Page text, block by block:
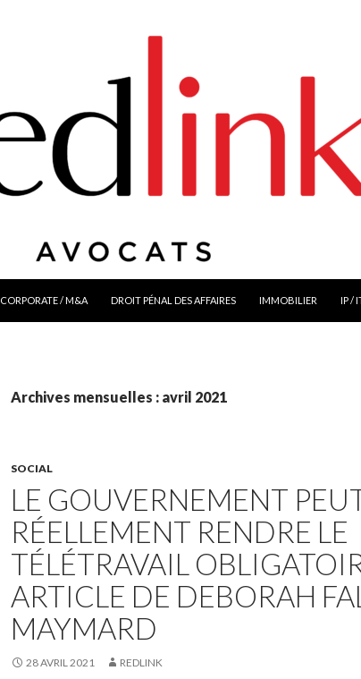
CORPORATE / M&A DROIT PÉNAL DES AFFAIRES IMMOBILIER IP /
Archives mensuelles : avril 2021
SOCIAL
LE GOUVERNEMENT
RÉELLEMENT RENDRE LE
TÉLÉTRAVAIL
ARTICLE DE DEBORAH
MAYMARD
28 AVRIL 2021 REDLINK